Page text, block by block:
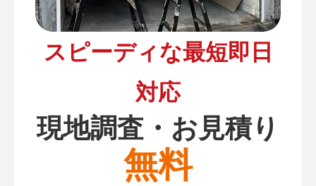
スピーディな最短即日
対応
現地調査・お見積り
無料